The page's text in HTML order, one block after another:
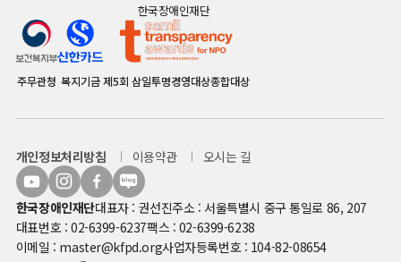
한국장애인재단
주무관청 복지기금제5회 삼일투명경영대상종합대상
개인정보처리방침 이용약관 오시는 길
한국장애인재단대표자 : 권선진주소 : 서울특별시 중구 통일로 86, 207
대표번호 : 02-6399-6237팩스 : 02-6399-6238
이메일 : master@kfpd.org사업자등록번호 : 104-82-08654